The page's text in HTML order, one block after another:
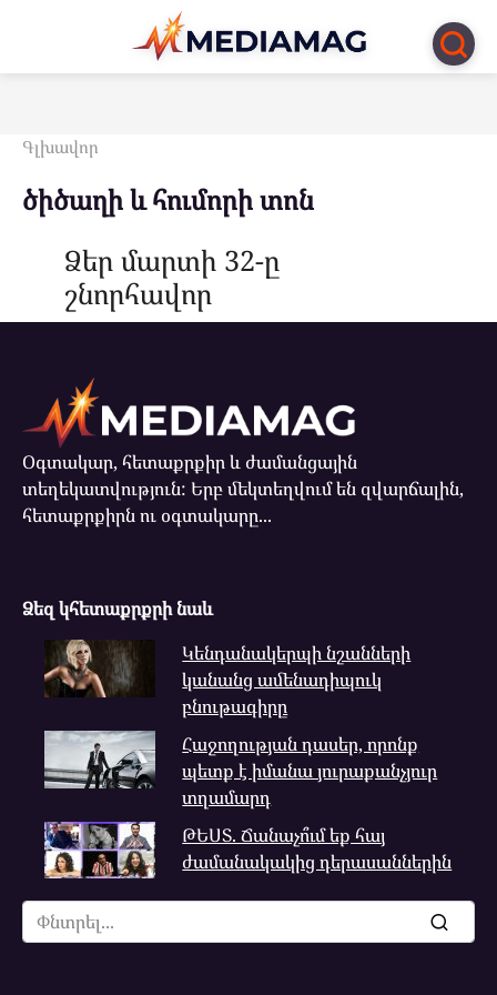
Перейти
контенту
Գլխավոր
ծիծաղի և հումորի տոն
Ձեր մարտի 32-ը
շնորհավոր
Օգտակար, հետաքրքիր և ժամանցային
տեղեկատվություն: Երբ մեկտեղվում են զվարճալին,
հետաքրքիրն ու օգտակարը...
Ձեզ կհետաքրքրի նաև
Կենդանակերպի նշանների
կանանց ամենադիպուկ
բնութագիրը
Հաջողության դասեր, որոնք
պետք է իմանա յուրաքանչյուր
տղամարդ
ԹԵՍՏ. Ճանաչո՞ւմ եք հայ
ժամանակակից դերասաններին
Search
for: